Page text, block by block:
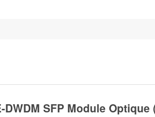
SFP Module Optique